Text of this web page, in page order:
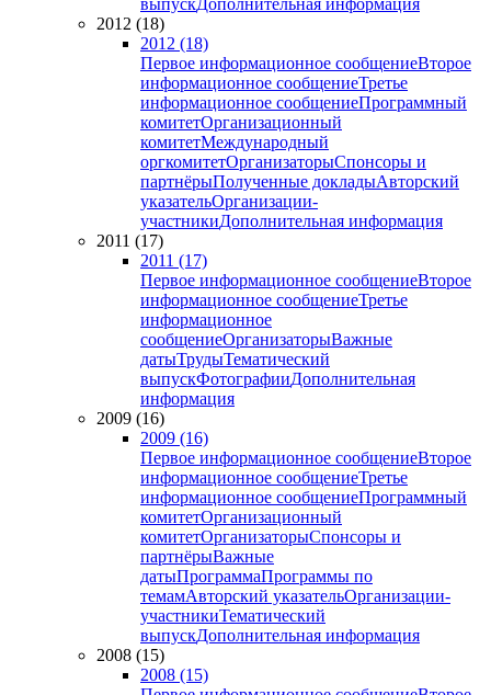
выпускДополнительная информация
2012 (18)
2012 (18)
Первое информационное сообщениеВторое
информационное сообщениеТретье
информационное сообщениеПрограммный
комитетОрганизационный
комитетМеждународный
оргкомитетОрганизаторыСпонсоры и
партнёрыПолученные докладыАвторский
указательОрганизации-
участникиДополнительная информация
2011 (17)
2011 (17)
Первое информационное сообщениеВторое
информационное сообщениеТретье
информационное
сообщениеОрганизаторыВажные
датыТрудыТематический
выпускФотографииДополнительная
информация
2009 (16)
2009 (16)
Первое информационное сообщениеВторое
информационное сообщениеТретье
информационное сообщениеПрограммный
комитетОрганизационный
комитетОрганизаторыСпонсоры и
партнёрыВажные
датыПрограммаПрограммы по
темамАвторский указательОрганизации-
участникиТематический
выпускДополнительная информация
2008 (15)
2008 (15)